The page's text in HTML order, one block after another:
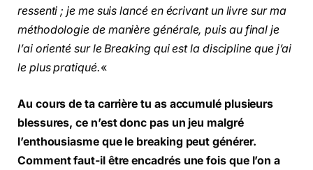
ressenti ; je me suis lancé en écrivant un livre sur ma
méthodologie de manière générale, puis au final je
l’ai orienté sur le Breaking qui est la discipline que j’ai
le plus pratiqué.«
Au cours de ta carrière tu as accumulé plusieurs
blessures, ce n’est donc pas un jeu malgré
l’enthousiasme que le breaking peut générer.
Comment faut-il être encadrés une fois que l’on a